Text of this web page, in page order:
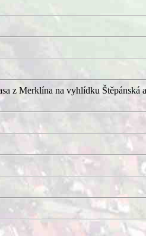
z Merklína na vyhlídku